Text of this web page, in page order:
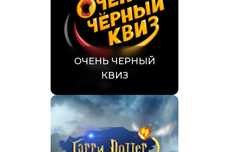
ОЧЕНЬ ЧЕРНЫЙ
КВИЗ